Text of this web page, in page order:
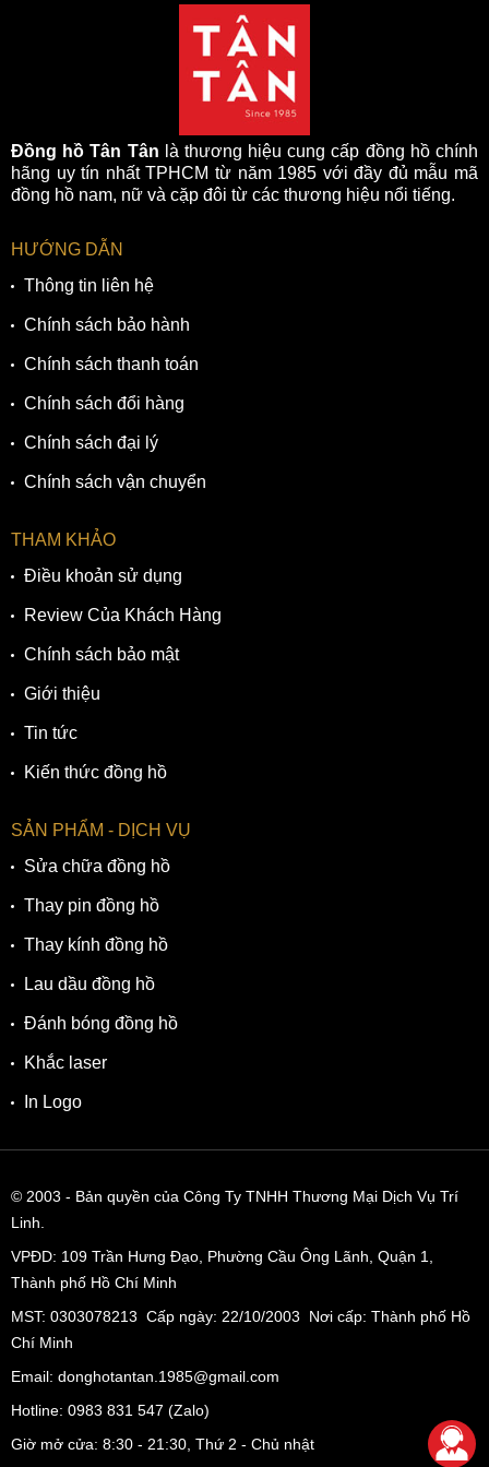
Núm chỉnh giờ của đồng hồ Citizen NJ0150-81Z
4. Bộ máy cơ In House hoạt động ổn định và
chính xác
Citizen nổi tiếng trên thị trường một phần nhờ vào bộ máy In
đều sử dụng bộ máy cal 8210 và những mẫu đồng hồ
Citizen Automatic sở hữu khả năng vận hành tuyệt vời.
Mẫu đồng hồ Citizen NJ0150-81Z được hãng trang bị bên
những thế, tuổi thọ của chiếc đồng hồ cơ này lên đến hàng
người dùng khi sử dụng.
Bộ máy của đồng hồ Citizen NJ0150-81Z
Chi tiết hơn, cỗ máy mà Citizen NJ0150-81Z sở hữu có mã
hiệu Caliber 8210, có các thông số kỹ thuật như sau:
Tần số dao động: 21600 nhịp/giờ.
Chân kính: 21.
Thời gian trữ cót: 40 giờ.
người dùng dễ dàng chiêm ngưỡng được sự nhịp nhàng
Xem Thêm: Những phiên bản thiết kế đồng hồ Citizen đa
Đồng Hồ Nam Citizen Mechanical NJ0150-81L
Đồng Hồ Nam Citizen Mechanical NJ0150-81X
Đồng Hồ Nam Citizen Mechanical NJ0150-81E
Đồng hồ Tân Tân là thương hiệu cung cấp đồng hồ chính
hãng uy tín nhất TPHCM từ năm 1985 với đầy đủ mẫu mã
đồng hồ nam, nữ và cặp đôi từ các thương hiệu nổi tiếng.
HƯỚNG DẪN
Thông tin liên hệ
Chính sách bảo hành
Chính sách thanh toán
Chính sách đổi hàng
Chính sách đại lý
Chính sách vận chuyển
THAM KHẢO
Điều khoản sử dụng
Review Của Khách Hàng
Chính sách bảo mật
Giới thiệu
Tin tức
Kiến thức đồng hồ
SẢN PHẨM - DỊCH VỤ
Sửa chữa đồng hồ
Thay pin đồng hồ
Thay kính đồng hồ
Lau dầu đồng hồ
Đánh bóng đồng hồ
Khắc laser
In Logo
© 2003 - Bản quyền của Công Ty TNHH Thương Mại Dịch Vụ Trí
Linh.
VPĐD: 109 Trần Hưng Đạo, Phường Cầu Ông Lãnh, Quận 1,
Thành phố Hồ Chí Minh
MST: 0303078213 Cấp ngày: 22/10/2003 Nơi cấp: Thành phố Hồ
Chí Minh
Email: donghotantan.1985@gmail.com
Hotline: 0983 831 547 (Zalo)
Giờ mở cửa: 8:30 - 21:30, Thứ 2 - Chủ nhật